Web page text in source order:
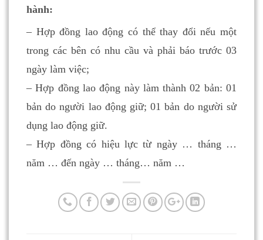
hành:
– Hợp đồng lao động có thể thay đổi nếu một
trong các bên có nhu cầu và phải báo trước 03
ngày làm việc;
– Hợp đồng lao động này làm thành 02 bản: 01
bản do người lao động giữ; 01 bản do người sử
dụng lao động giữ.
– Hợp đồng có hiệu lực từ ngày … tháng …
năm … đến ngày … tháng… năm …